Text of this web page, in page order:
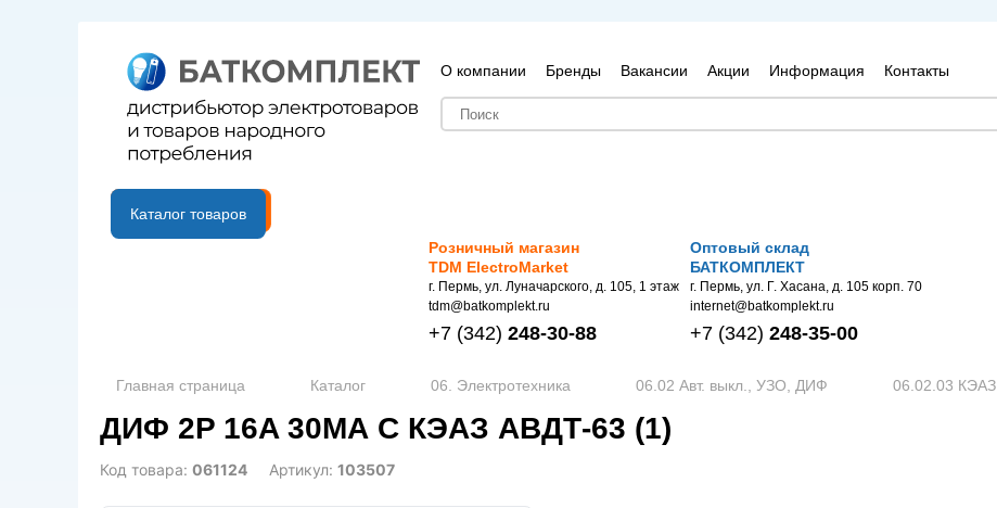
О компании Бренды Вакансии Акции Информация Контакты
B2B портал
Каталог товаров
Розничный магазин
TDM ElectroMarket
г. Пермь, ул. Луначарского, д. 105, 1 этаж
tdm@batkomplekt.ru
+7 (342) 248-30-88
Оптовый склад
БАТКОМПЛЕКТ
г. Пермь, ул. Г. Хасана, д. 105 корп. 70
internet@batkomplekt.ru
+7 (342) 248-35-00
Главная страница Каталог 06. Электротехника 06.02 Авт. выкл., УЗО, ДИФ 06.02.03 КЭАЗ
ДИФ 2P 16A 30МА C КЭАЗ АВДТ-63 (1)
Код товара: 061124 Артикул: 103507